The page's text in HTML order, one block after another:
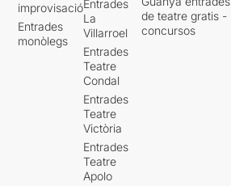
improvisació
Entrades
monòlegs
Entrades
La
Villarroel
Entrades
Teatre
Condal
Entrades
Teatre
Victòria
Entrades
Teatre
Apolo
de teatre gratis -
concursos